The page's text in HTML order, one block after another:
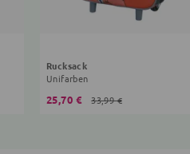
Rucksack
Unifarben
25,70 € 33,99 €